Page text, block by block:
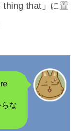
thing that」に置
な